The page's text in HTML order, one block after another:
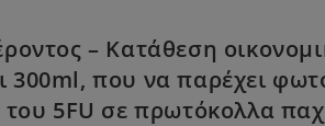
– Κατάθεση
300ml, που να παρέχει
5FU σε πρωτόκολλα